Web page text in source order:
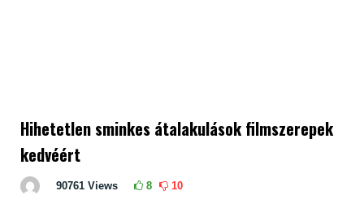
Hihetetlen sminkes átalakulások filmszerepek
kedvéért
90761 Views 8 10